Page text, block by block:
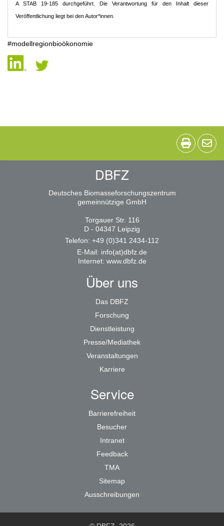
A STAB 19-185 durchgeführt. Die Verantwortung für den Inhalt dieser
Veröffentlichung liegt bei den Autor*innen.
#modellregionbioökonomie
DBFZ
Deutsches Biomasseforschungszentrum
gemeinnützige GmbH
Torgauer Str. 116
D - 04347 Leipzig
Telefon: +49 (0)341 2434-112
E-Mail: info(at)dbfz.de
Internet: www.dbfz.de
Über uns
Das DBFZ
Forschung
Dienstleistung
Presse/Mediathek
Veranstaltungen
Karriere
Service
Barrierefreiheit
Besucher
Intranet
Feedback
TMA
Sitemap
Ausschreibungen